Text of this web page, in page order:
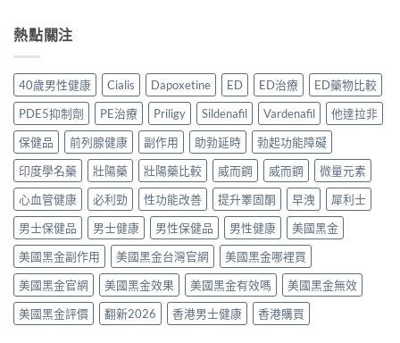
一
次
清
楚〉
中
香
家
實
測
評
價〉
中
見
用、
安
全
服
方
法
與
正
貨
購
買
指
南〉
中
貨？
購
買
渠
道
價
錢
完
整
指
南〉
中
液
哪
買
先
安
心？
2026
年
香
港
延
時
噴
霧
購
買
指
南〉
中
熱點關注
40歲男性健康 Cialis Dapoxetine ED ED治療
ED藥物比較
PDE5抑制劑
PE治療 Priligy Sildenafil Vardenafil
他達拉非
保健品
前列腺健康 副作用 助勃延時
勃起功能障礙
印度學名藥
壯陽藥 壯陽藥比較 威而鋼 威而鋼
微量元素
心血管健康
必利勁 性功能改善 提升睪固酮 早洩
犀利士
男士保健品
男士健康 男性保健品 男性健康
美國黑金
美國黑金副作用
美國黑金台灣官網
美國黑金哪裡買
美國黑金官網
美國黑金效果 美國黑金有效嗎
美國黑金無效
美國黑金評價
翻新2026 香港男士健康 香港購買